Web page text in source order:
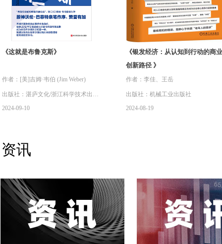
《这就是布鲁克斯》
作者：[美]吉姆·韦伯 (Jim Weber)
出版社：湛庐文化/浙江科学技术出版
社
2024-09-10
《银发经济：从认知到行动的商业
创新路径 》
作者：李佳、王岳
出版社：机械工业出版社
2024-08-19
资讯